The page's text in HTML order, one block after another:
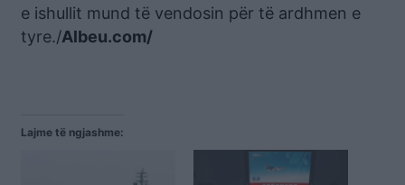
e ishullit mund të vendosin për të ardhmen e
tyre./Albeu.com/
Lajme të ngjashme: